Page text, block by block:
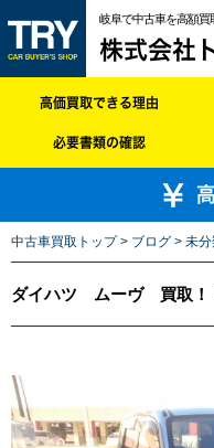
岐阜で中古車を高額買
株式会社
高価買取できる理由
必要書類の確認
中古車買取トップ> ブログ > 未
ダイハツ ムーヴ 買取！